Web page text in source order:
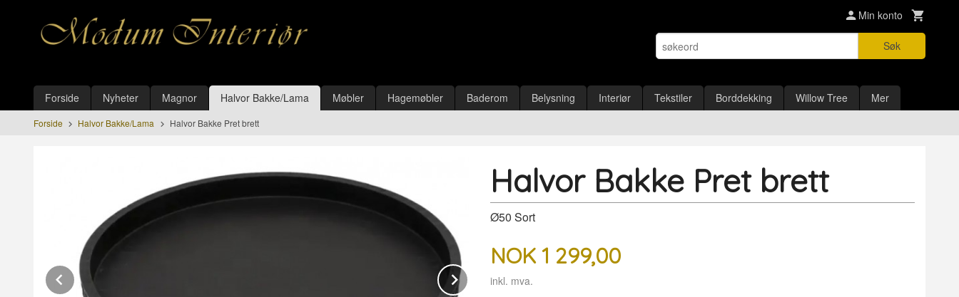
innholdet
Min konto
Søk
Produkter
Forside Nyheter Magnor Halvor Bakke/Lama Møbler Hagemøbler Baderom Belysning Interiør Tekstiler Borddekking Willow Tree Mer
Forside Halvor Bakke/Lama Halvor Bakke Pret brett
Prev Next
Halvor Bakke Pret brett
Ø50 Sort
NOK 1 299,00
inkl. mva.